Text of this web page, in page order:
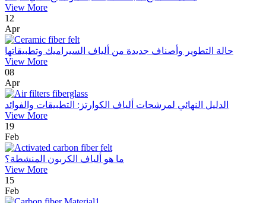
View More
12
Apr
حالة التطوير وأصناف جديدة من ألياف السيراميك وتطبيقاتها
View More
08
Apr
الدليل النهائي لمرشحات ألياف الكوارتز: التطبيقات والفوائد
View More
19
Feb
ما هو ألياف الكربون المنشطة؟
View More
15
Feb